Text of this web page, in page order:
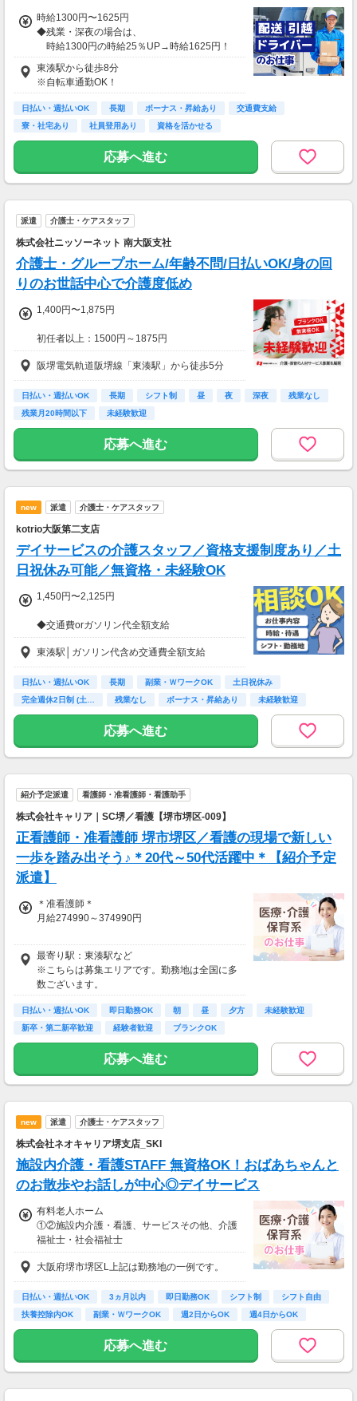
時給1300円〜1625円
◆残業・深夜の場合は、
時給1300円の時給25％UP→時給1625円！
東湊駅から徒歩8分
※自転車通勤OK！
日払い・週払いOK 長期 ボーナス・昇給あり
交通費支給
寮・社宅あり
社員登用あり 資格を活かせる
応募へ進む
派遣 介護士・ケアスタッフ
株式会社ニッソーネット 南大阪支社
介護士・グループホーム/年齢不問/日払いOK/身の回
りのお世話中心で介護度低め
1,400円〜1,875円
初任者以上：1500円～1875円
無資格の方：1400円～1750円
月収例：264000円（時給1500円×8h×22日稼働
の場合）
阪堺電気軌道阪堺線「東湊駅」から徒歩5分
日払い・週払いOK 長期 シフト制 昼 夜 深夜
残業なし
残業月20時間以下
未経験歓迎
応募へ進む
new 派遣 介護士・ケアスタッフ
kotrio大阪第二支店
デイサービスの介護スタッフ／資格支援制度あり／土
日祝休み可能／無資格・未経験OK
1,450円〜2,125円
◆交通費orガソリン代全額支給
◆各種社会保険完備
◆日払い・週払い制度（各規定有）
急な出費にあんしんの制度です。
スマホからかんたんに申請が出来ます！
東湊駅│ガソリン代含め交通費全額支給
日払い・週払いOK 長期 副業・ＷワークOK
土日祝休み
完全週休2日制 (土…
残業なし ボーナス・昇給あり
未経験歓迎
主婦(夫)歓迎
応募へ進む
紹介予定派遣 看護師・准看護師・看護助手
株式会社キャリア｜SC堺／看護【堺市堺区-009】
正看護師・准看護師 堺市堺区／看護の現場で新しい
一歩を踏み出そう♪＊20代～50代活躍中＊【紹介予定
派遣】
＊准看護師＊
月給274990～374990円
＊正看護師＊
月給289463～389463円
最寄り駅：東湊駅など
※こちらは募集エリアです。勤務地は全国に多
数ございます。
日払い・週払いOK 即日勤務OK 朝 昼 夕方
未経験歓迎
新卒・第二新卒歓迎
経験者歓迎 ブランクOK
応募へ進む
new 派遣 介護士・ケアスタッフ
株式会社ネオキャリア堺支店_SKI
施設内介護・看護STAFF 無資格OK！おばあちゃんと
のお散歩やお話しが中心◎デイサービス
有料老人ホーム
①②施設内介護・看護、サービスその他、介護
福祉士・社会福祉士
①時給1,450円～1,650円、②時給1,500円～1,6
50円
【経験・お持ちの資格によって異なります】
■未経験の方（無資格）：時給1450円～
■未経験の方（有資格）：時給1500円～
■経験者（有資格）：時給1550円～
■介護福祉士：時給1650円
大阪府堺市堺区L上記は勤務地の一例です。
日払い・週払いOK 3ヵ月以内 即日勤務OK シフト制
シフト自由
扶養控除内OK
副業・ＷワークOK 週2日からOK 週4日からOK
応募へ進む